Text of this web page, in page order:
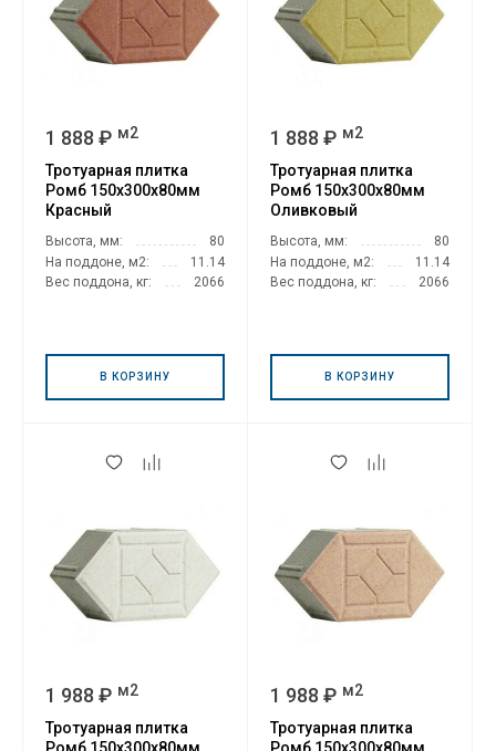
1 888 ₽ м2
Тротуарная плитка
Ромб 150х300х80мм
Красный
Высота, мм:
80
На поддоне, м2:
11.14
Вес поддона, кг:
2066
В КОРЗИНУ
1 888 ₽ м2
Тротуарная плитка
Ромб 150х300х80мм
Оливковый
Высота, мм:
80
На поддоне, м2:
11.14
Вес поддона, кг:
2066
В КОРЗИНУ
1 988 ₽ м2
Тротуарная плитка
Ромб 150х300х80мм
1 988 ₽ м2
Тротуарная плитка
Ромб 150х300х80мм